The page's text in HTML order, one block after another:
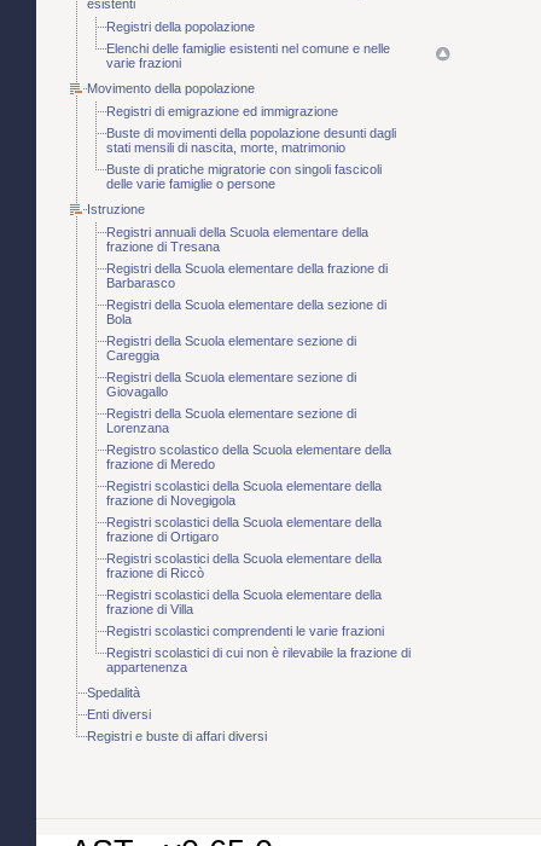
esistenti
Registri della popolazione
Elenchi delle famiglie esistenti nel comune e nelle
varie frazioni
Movimento della popolazione
Registri di emigrazione ed immigrazione
Buste di movimenti della popolazione desunti dagli
stati mensili di nascita, morte, matrimonio
Buste di pratiche migratorie con singoli fascicoli
delle varie famiglie o persone
Istruzione
Registri annuali della Scuola elementare della
frazione di Tresana
Registri della Scuola elementare della frazione di
Barbarasco
Registri della Scuola elementare della sezione di
Bola
Registri della Scuola elementare sezione di
Careggia
Registri della Scuola elementare sezione di
Giovagallo
Registri della Scuola elementare sezione di
Lorenzana
Registro scolastico della Scuola elementare della
frazione di Meredo
Registri scolastici della Scuola elementare della
frazione di Novegigola
Registri scolastici della Scuola elementare della
frazione di Ortigaro
Registri scolastici della Scuola elementare della
frazione di Riccò
Registri scolastici della Scuola elementare della
frazione di Villa
Registri scolastici comprendenti le varie frazioni
Registri scolastici di cui non è rilevabile la frazione di
appartenenza
Spedalità
Enti diversi
Registri e buste di affari diversi